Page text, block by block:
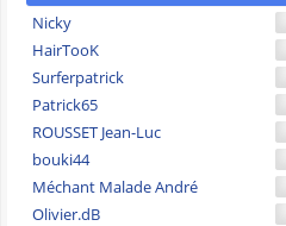
Nicky
HairTooK
Surferpatrick
Patrick65
ROUSSET Jean-Luc
bouki44
Méchant Malade André
Olivier.dB